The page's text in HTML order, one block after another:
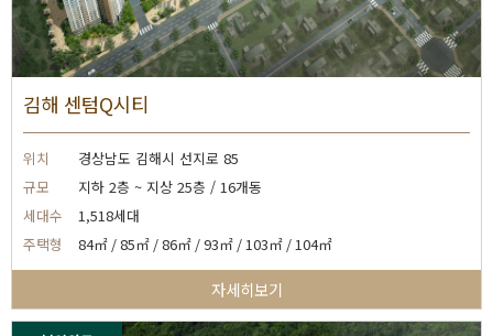
김해 센텀Q시티
위치
경상남도 김해시 선지로 85
규모
지하 2층 ~ 지상 25층 / 16개동
세대수
1,518세대
주택형
84㎡ / 85㎡ / 86㎡ / 93㎡ / 103㎡ / 104㎡
자세히보기